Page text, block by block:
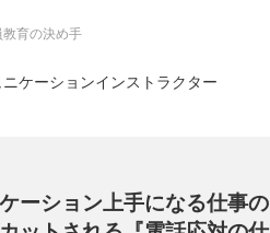
育の決め手
ケーションインストラクター
ーション上手になる仕事の